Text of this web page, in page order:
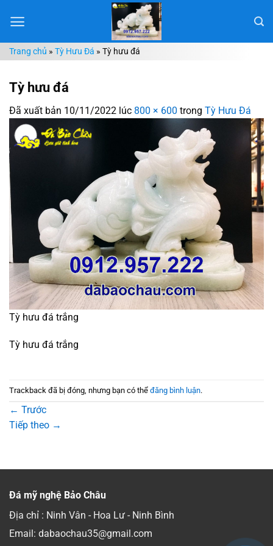
đến
dungTrang chủ » Tỳ Hưu Đá » Tỳ hưu đá
Tỳ hưu đá
Đã xuất bản 10/11/2022 lúc 800 × 600 trong Tỳ Hưu Đá
Tỳ hưu đá trắng
Tỳ hưu đá trắng
Trackback đã bị đóng, nhưng bạn có thể đăng bình luận.
← Trước
Tiếp theo →
Đá mỹ nghệ Bảo Châu
Địa chỉ : Ninh Vân - Hoa Lư - Ninh Bình
Email: dabaochau35@gmail.com